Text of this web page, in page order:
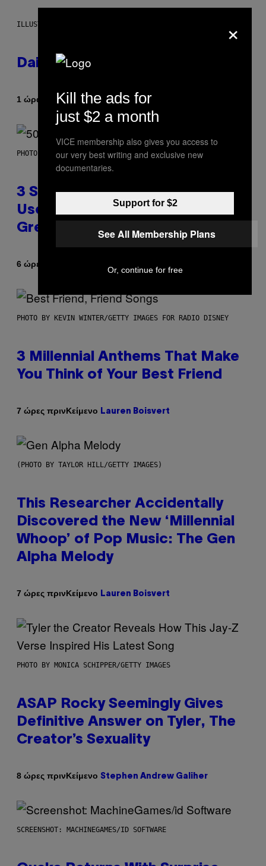
ILLUSTRATION BY REESA.
Daily Horoscope: August 7, 2026
1 ώρα πρινΚείμενοAshley Fike
PHOTO BY GREGORY BOJORQUEZ/GETTY IMAGES
3 Songs That Were Commonly
Used As a Ringtone or Voicemail
Greeting in the 2000s
6 ώρες πριν
PHOTO BY KEVIN WINTER/GETTY IMAGES FOR RADIO DISNEY
3 Millennial Anthems That Make
You Think of Your Best Friend
7 ώρες πρινΚείμενο Lauren Boisvert
(PHOTO BY TAYLOR HILL/GETTY IMAGES)
This Researcher Accidentally
Discovered the New ‘Millennial
Whoop’ of Pop Music: The Gen
Alpha Melody
7 ώρες πρινΚείμενο Lauren Boisvert
PHOTO BY MONICA SCHIPPER/GETTY IMAGES
ASAP Rocky Seemingly Gives
Definitive Answer on Tyler, The
Creator’s Sexuality
8 ώρες πρινΚείμενο Stephen Andrew Galiher
SCREENSHOT: MACHINEGAMES/ID SOFTWARE
×
Kill the ads for
just $2 a month
VICE membership also gives you access to
our very best writing and exclusive new
documentaries.
Support for $2
See All Membership Plans
Or, continue for free